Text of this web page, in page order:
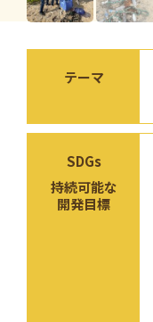
このサイトについて
プライバシーポリシー
テーマ
SDGs
持続可能な
開発目標